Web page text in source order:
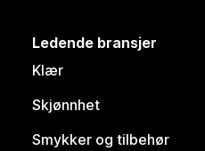
Ledende bransjer
Klær
Skjønnhet
Smykker og tilbehør